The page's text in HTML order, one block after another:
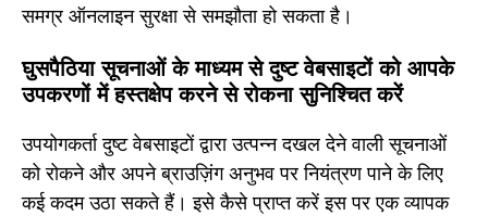
समग्र ऑनलाइन सुरक्षा से समझौता हो सकता है।
घुसपैठिया सूचनाओं के माध्यम से दुष्ट वेबसाइटों को आपके
उपकरणों में हस्तक्षेप करने से रोकना सुनिश्चित करें
उपयोगकर्ता दुष्ट वेबसाइटों द्वारा उत्पन्न दखल देने वाली सूचनाओं
को रोकने और अपने ब्राउज़िंग अनुभव पर नियंत्रण पाने के लिए
कई कदम उठा सकते हैं। इसे कैसे प्राप्त करें इस पर एक व्यापक